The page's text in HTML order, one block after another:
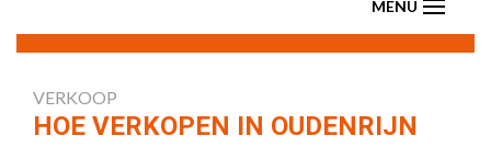
VERKOOP
HOE VERKOPEN IN OUDENRIJN